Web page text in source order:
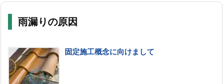
雨漏りの原因
固定施工概念に向けまして